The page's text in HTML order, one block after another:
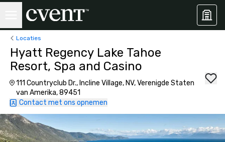
Locaties
Hyatt Regency Lake Tahoe
Resort, Spa and Casino
111 Countryclub Dr., Incline Village, NV, Verenigde Staten
van Amerika, 89451
Contact met ons opnemen